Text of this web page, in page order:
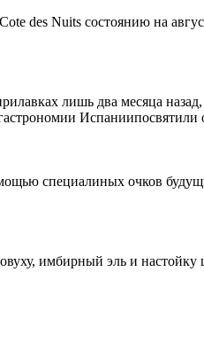
des Nuits состоянию на
лишь два месяца
Испаниипосвятили
специалиных очков
имбирный эль и